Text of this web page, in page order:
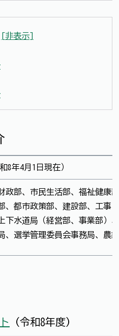
[非表示]
8年4月1日現在）
政部、市民生活部、福祉健康
、都市政策部、建設部、工事
下水道局（経営部、事業部）
、選挙管理委員会事務局、農
（令和8年度）